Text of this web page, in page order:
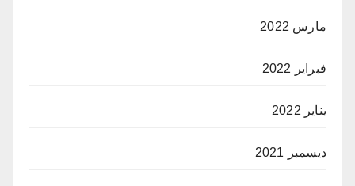
مارس 2022
فبراير 2022
يناير 2022
ديسمبر 2021